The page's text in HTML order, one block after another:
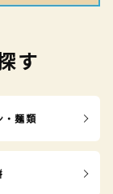
す
・麺類